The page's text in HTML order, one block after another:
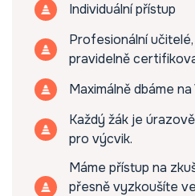
Individuální přístup
Profesionální
pravidelně
Maximálně dbáme
Každý žák je
pro výcvik.
Máme přístup na
přesně vyzkoušíte